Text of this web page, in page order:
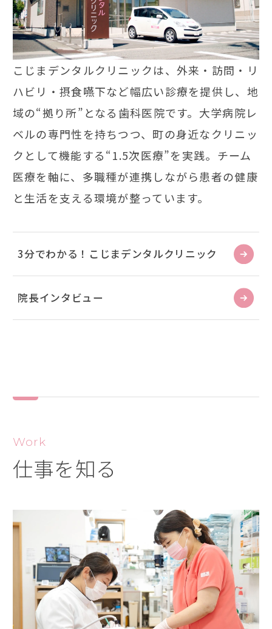
こじまデンタルクリニックは、外来・訪問・リ
ハビリ・摂食嚥下など幅広い診療を提供し、地
域の“拠り所”となる歯科医院です。大学病院レ
ベルの専門性を持ちつつ、町の身近なクリニッ
クとして機能する“1.5次医療”を実践。チーム
医療を軸に、多職種が連携しながら患者の健康
と生活を支える環境が整っています。
3分でわかる！こじまデンタルクリニック
院長インタビュー
仕事を知る
Work